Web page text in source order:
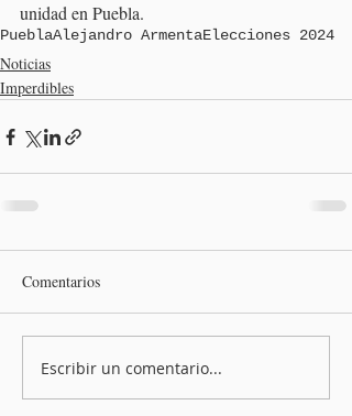
unidad en Puebla.
PueblaAlejandro ArmentaElecciones 2024
Noticias
Imperdibles
Comentarios
Escribir un comentario...